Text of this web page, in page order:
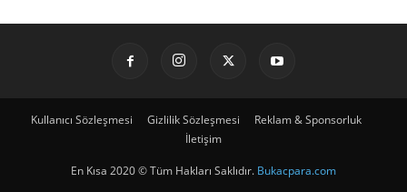
Kullanıcı Sözleşmesi Gizlilik Sözleşmesi
Reklam & Sponsorluk
İletişim
En Kısa 2020 © Tüm Hakları Saklıdır. Bukacpara.com